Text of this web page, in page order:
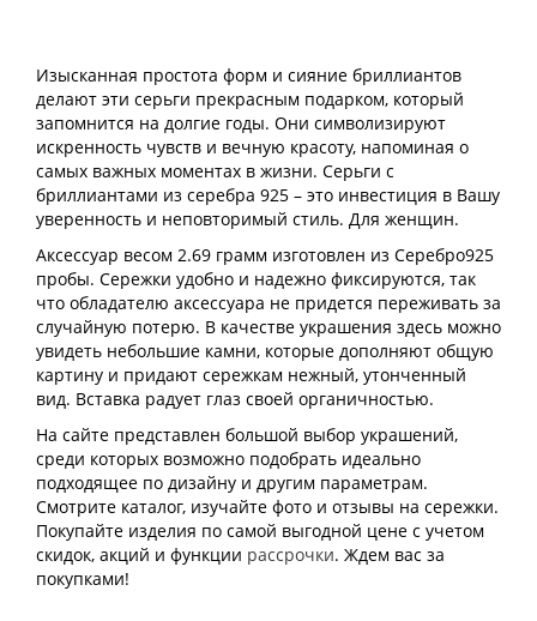
Изысканная простота форм и сияние бриллиантов
делают эти серьги прекрасным подарком, который
запомнится на долгие годы. Они символизируют
искренность чувств и вечную красоту, напоминая о
самых важных моментах в жизни. Серьги с
бриллиантами из серебра 925 – это инвестиция в Вашу
уверенность и неповторимый стиль. Для женщин.
Аксессуар весом 2.69 грамм изготовлен из Серебро925
пробы. Сережки удобно и надежно фиксируются, так
что обладателю аксессуара не придется переживать за
случайную потерю. В качестве украшения здесь можно
увидеть небольшие камни, которые дополняют общую
картину и придают сережкам нежный, утонченный
вид. Вставка радует глаз своей органичностью.
На сайте представлен большой выбор украшений,
среди которых возможно подобрать идеально
подходящее по дизайну и другим параметрам.
Смотрите каталог, изучайте фото и отзывы на сережки.
Покупайте изделия по самой выгодной цене с учетом
скидок, акций и функции рассрочки. Ждем вас за
покупками!